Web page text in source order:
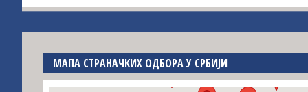
МАПА СТРАНАЧКИХ ОДБОРА У СРБИЈИ